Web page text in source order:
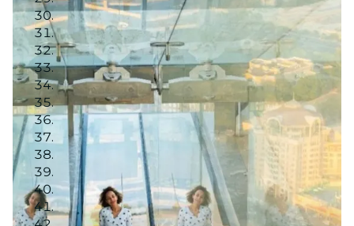
Image 6
Image 7
Image 8
Image 9
Image 10
Image 11
Image 12
Image 13
Image 14
Image 15
Image 16
Image 17
Image 18